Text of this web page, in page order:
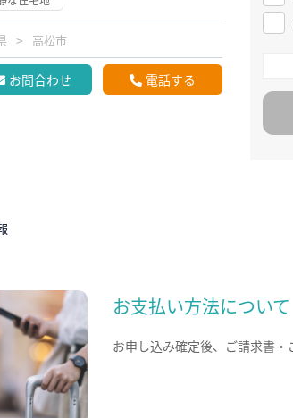
高松市
お問合わせ 電話する
お支払い方法について
お申し込み確定後、ご請求書・